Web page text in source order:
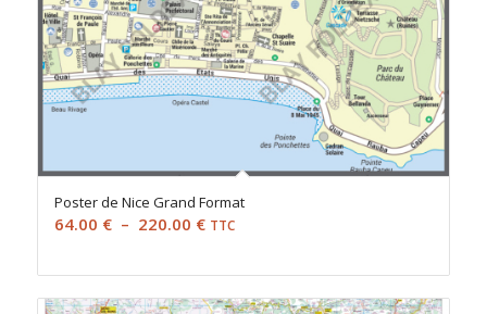
Poster de Nice Grand Format
64.00 € – 220.00 €Plage
prix :
64.00 €
TTC